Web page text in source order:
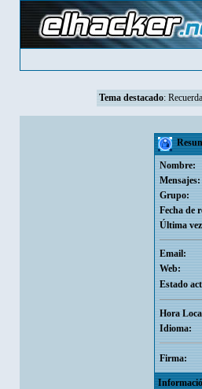
Tema destacado:
Nombre:
Mensajes:
Grupo:
Fecha de
Última
Email:
Web:
Estado
Hora
Idioma:
Firma: